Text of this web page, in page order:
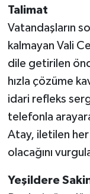
Talimat
Vatandaşların
kalmayan Vali
dile getirilen
hızla çözüme
idari refleks
telefonla
Atay, iletilen
olacağını
Yeşildere